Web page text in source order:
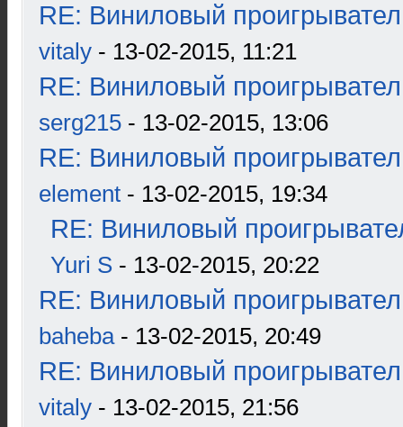
RE: Виниловый
vitaly - 13-02-2015, 11:21
RE: Виниловый
serg215 - 13-02-2015, 13:06
RE: Виниловый
element - 13-02-2015, 19:34
RE: Виниловый
Yuri S - 13-02-2015, 20:22
RE: Виниловый
baheba- 13-02-2015, 20:49
RE: Виниловый
vitaly - 13-02-2015, 21:56